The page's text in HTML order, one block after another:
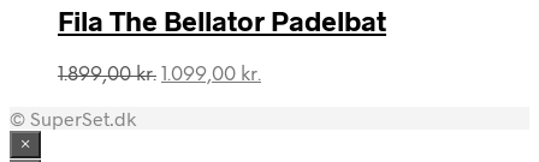
349,00 kr.. 149,00 kr..
Fila The Bellator Padelbat
1.899,00kr. Den
1.099,00 kr.
© SuperSet.dk
×